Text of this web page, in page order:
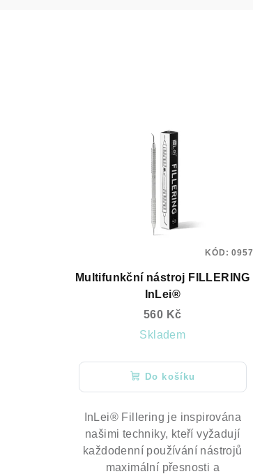
Multifunkční nástroj FILLERING
InLei®
560 Kč
Skladem
Do košíku
InLei® Fillering je inspirována
našimi techniky, kteří vyžadují
každodenní používání nástrojů
maximální přesnosti a
KÓD:0957